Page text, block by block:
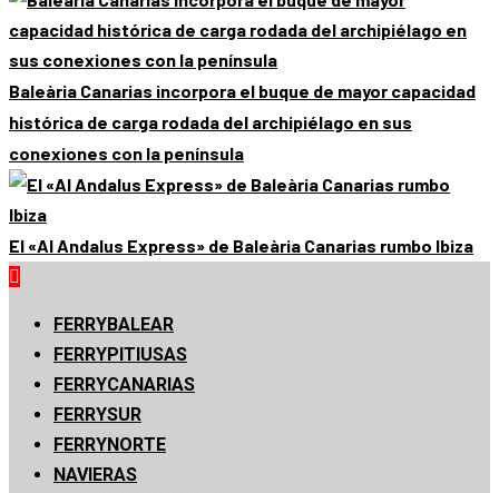
Baleària Canarias incorpora el buque de mayor capacidad
histórica de carga rodada del archipiélago en sus
conexiones con la península
El «Al Andalus Express» de Baleària Canarias rumbo Ibiza
FERRYBALEAR
FERRYPITIUSAS
FERRYCANARIAS
FERRYSUR
FERRYNORTE
NAVIERAS